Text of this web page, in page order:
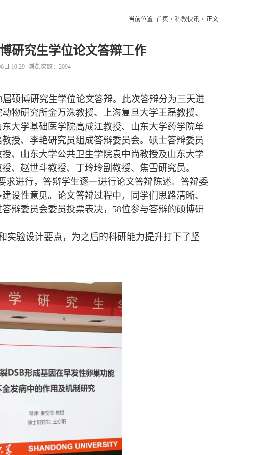
当前位置: 首页 > 科教快讯 > 正文
研究生学位论文答辩工作
10:29 浏览次数： 2094
届硕博研究生学位论文答辩。此次答辩分为三天进
物研究所金万洙教授、上海复旦大学王磊教授、
大学基础医学院高成江教授、山东大学药学院单
授、李艳研究员组成答辩委员会。硕士答辩委员
、山东大学公共卫生学院袁中尚教授及山东大学
、赵世斗教授、丁玲玲副教授、焦雪研究员。
求进行，答辩学生逐一进行论文答辩陈述。答辩委
设性意见。论文答辩过程中，同学们思路清晰、
辩委员会委员投票表决，58位参与答辩的硕博研
实验设计要点，为之后的科研能力提升打下了坚